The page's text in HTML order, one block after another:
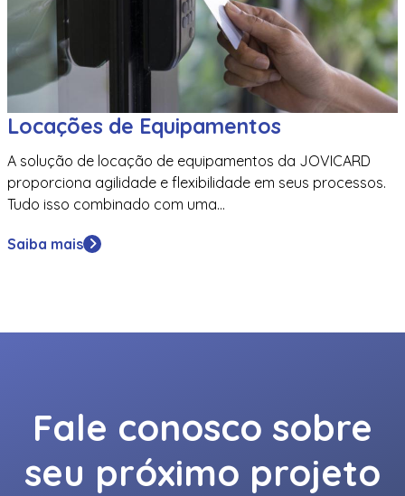
Locações de Equipamentos
A solução de locação de equipamentos da JOVICARD
proporciona agilidade e flexibilidade em seus processos.
Tudo isso combinado com uma...
Saiba mais
Fale conosco sobre
seu próximo projeto